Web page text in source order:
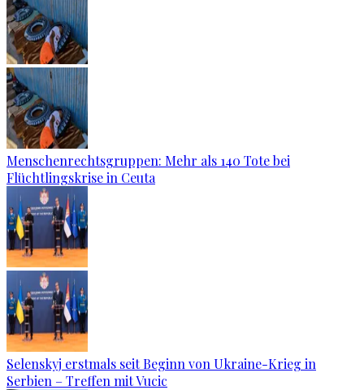
Menschenrechtsgruppen: Mehr als 140 Tote bei
Flüchtlingskrise in Ceuta
Selenskyj erstmals seit Beginn von Ukraine-Krieg in
Serbien – Treffen mit Vucic